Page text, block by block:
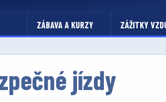
ZÁBAVA A KURZY ZÁŽITKY
jízdy